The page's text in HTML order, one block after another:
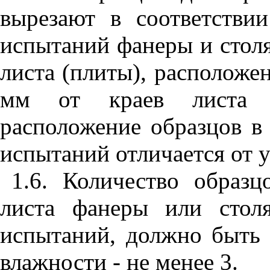
вырезают в
испытаний фанеры и
листа (плиты),
мм от краев листа
расположение образцов
испытаний отличается от
1.6. Количество
листа фанеры или
испытаний, должно быть
влажности - не менее 3.